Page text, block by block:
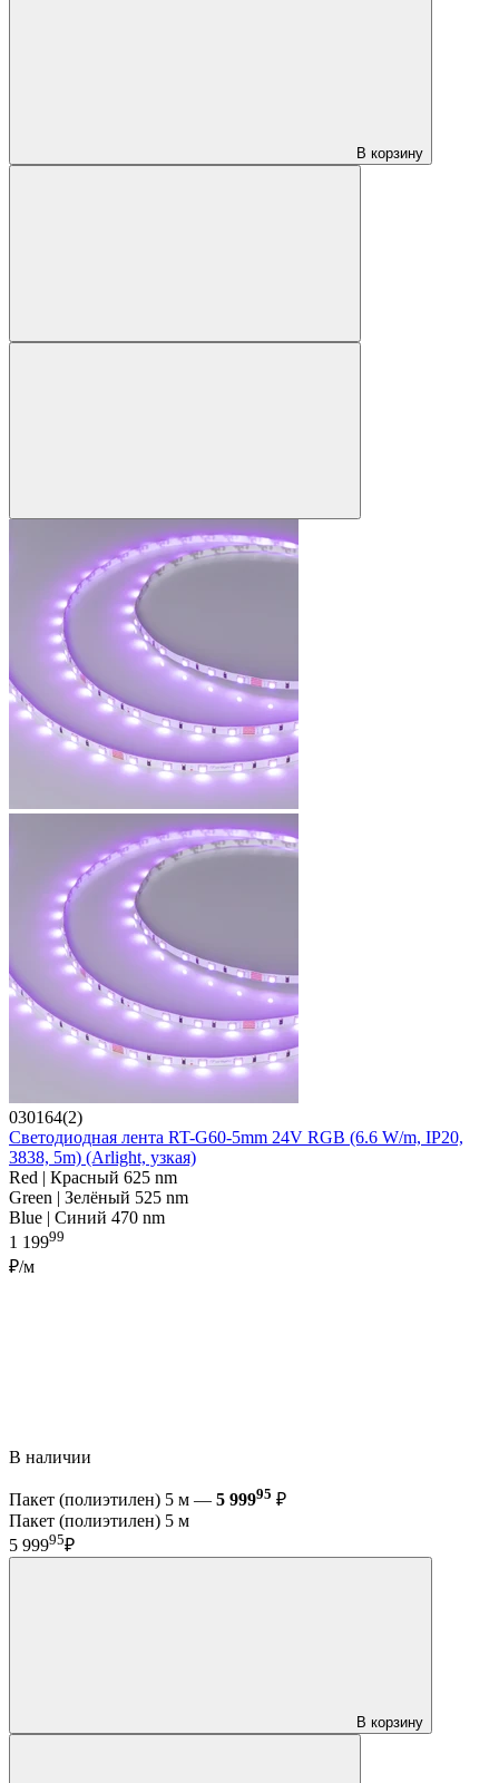
В корзину
030164(2)
Светодиодная лента RT-G60-5mm 24V RGB (6.6 W/m, IP20,
3838, 5m) (Arlight, узкая)
Red | Красный 625 nm
Green | Зелёный 525 nm
Blue | Синий 470 nm
1 19999
₽/м
В наличии
Пакет (полиэтилен) 5 м — 5 99995 ₽
Пакет (полиэтилен) 5 м
5 99995₽
В корзину